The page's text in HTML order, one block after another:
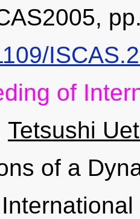
of
Tetsushi
of a